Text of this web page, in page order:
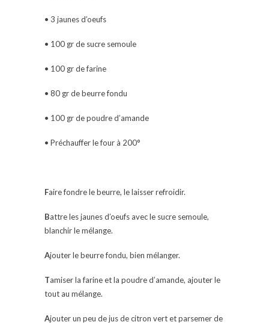
• 3 jaunes d’oeufs
• 100 gr de sucre semoule
• 100 gr de farine
• 80 gr de beurre fondu
• 100 gr de poudre d’amande
• Préchauffer le four à 200°
Faire fondre le beurre, le laisser refroidir.
Battre les jaunes d’oeufs avec le sucre semoule,
blanchir le mélange.
Ajouter le beurre fondu, bien mélanger.
Tamiser la farine et la poudre d’amande, ajouter le
tout au mélange.
Ajouter un peu de jus de citron vert et parsemer de